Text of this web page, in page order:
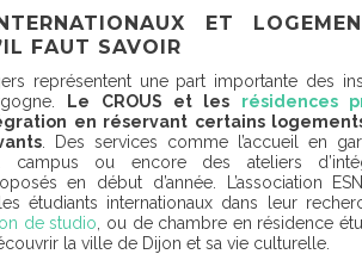
ET
FAUT SAVOIR
représentent une part importante des
Le CROUS et les résidences
en réservant certains
. Des services comme l’accueil en
campus ou encore des ateliers
en début d’année. L’association
étudiants internationaux dans leur
de studio , ou de chambre en résidence
la ville de Dijon et sa vie culturelle.